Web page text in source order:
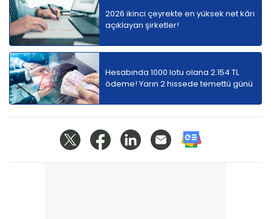
2026 ikinci çeyrekte en yüksek net kârı
açıklayan şirketler!
Hesabında 1000 lotu olana 2.154 TL
ödeme! Yarın 2 hissede temettü günü